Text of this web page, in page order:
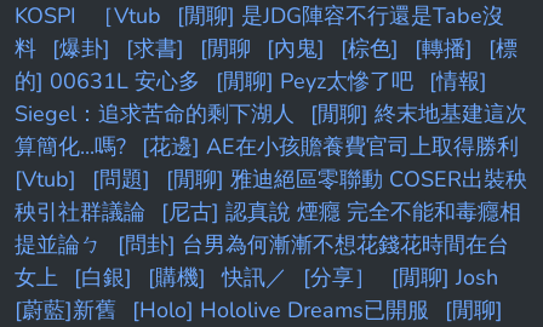
KOSPI
［Vtub
[閒聊] 是JDG陣容不行還是Tabe沒
料
[爆卦] [求書] [閒聊 [內鬼] [棕色] [轉播]
[標
的] 00631L 安心多
[閒聊] Peyz太慘了吧
[情報]
Siegel：追求苦命的剩下湖人
[閒聊] 終末地基建這次
算簡化...嗎?
[花邊] AE在小孩贍養費官司上取得勝利
[Vtub]
[問題]
[閒聊] 雅迪絕區零聯動 COSER出裝秧
秧引社群議論
[尼古] 認真說 煙癮 完全不能和毒癮相
提並論ㄅ
[問卦] 台男為何漸漸不想花錢花時間在台
女上
[白銀] [購機] 快訊／ [分享］
[閒聊] Josh
[蔚藍]新舊
[Holo] Hololive Dreams已開服
[閒聊]